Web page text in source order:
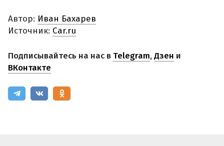
Автор: Иван Бахарев
Источник: Car.ru
Подписывайтесь на нас в Telegram,Дзен и
ВКонтакте